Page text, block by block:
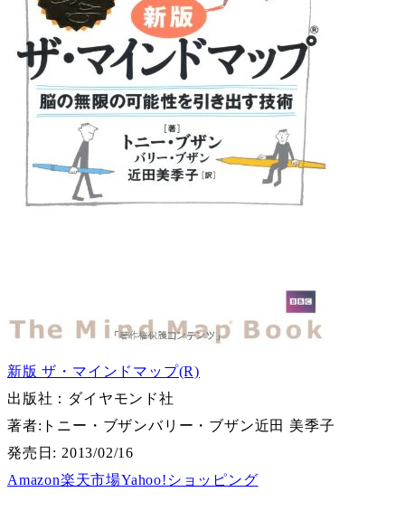
新版 ザ・マインドマップ(R)
出版社：ダイヤモンド社
著者: トニー・ブザンバリー・ブザン近田 美季子
発売日: 2013/02/16
Amazon楽天市場Yahoo!ショッピング